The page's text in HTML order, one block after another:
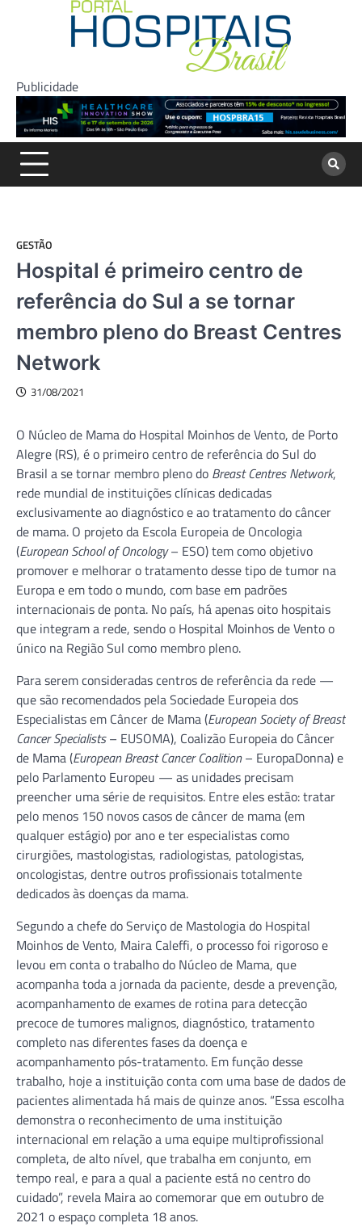
Publicidade
GESTÃO
Hospital é primeiro centro de
referência do Sul a se tornar
membro pleno do Breast Centres
Network
31/08/2021
O Núcleo de Mama do Hospital Moinhos de Vento, de Porto
Alegre (RS), é o primeiro centro de referência do Sul do
Brasil a se tornar membro pleno do Breast Centres Network,
rede mundial de instituições clínicas dedicadas
exclusivamente ao diagnóstico e ao tratamento do câncer
de mama. O projeto da Escola Europeia de Oncologia
(European School of Oncology– ESO) tem como objetivo
promover e melhorar o tratamento desse tipo de tumor na
Europa e em todo o mundo, com base em padrões
internacionais de ponta. No país, há apenas oito hospitais
que integram a rede, sendo o Hospital Moinhos de Vento o
único na Região Sul como membro pleno.
Para serem consideradas centros de referência da rede —
que são recomendados pela Sociedade Europeia dos
Especialistas em Câncer de Mama (European Society of Breast
Cancer Specialists– EUSOMA), Coalizão Europeia do Câncer
de Mama (European Breast Cancer Coalition– EuropaDonna) e
pelo Parlamento Europeu — as unidades precisam
preencher uma série de requisitos. Entre eles estão: tratar
pelo menos 150 novos casos de câncer de mama (em
qualquer estágio) por ano e ter especialistas como
cirurgiões, mastologistas, radiologistas, patologistas,
oncologistas, dentre outros profissionais totalmente
dedicados às doenças da mama.
Segundo a chefe do Serviço de Mastologia do Hospital
Moinhos de Vento, Maira Caleffi, o processo foi rigoroso e
levou em conta o trabalho do Núcleo de Mama, que
acompanha toda a jornada da paciente, desde a prevenção,
acompanhamento de exames de rotina para detecção
precoce de tumores malignos, diagnóstico, tratamento
completo nas diferentes fases da doença e
acompanhamento pós-tratamento. Em função desse
trabalho, hoje a instituição conta com uma base de dados de
pacientes alimentada há mais de quinze anos. “Essa escolha
demonstra o reconhecimento de uma instituição
internacional em relação a uma equipe multiprofissional
completa, de alto nível, que trabalha em conjunto, em
tempo real, e para a qual a paciente está no centro do
cuidado”, revela Maira ao comemorar que em outubro de
2021 o espaço completa 18 anos.